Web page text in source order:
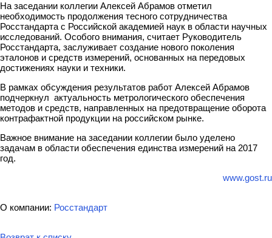
На заседании коллегии Алексей Абрамов отметил
необходимость продолжения тесного сотрудничества
Росстандарта с Российской академией наук в области научных
исследований. Особого внимания, считает Руководитель
Росстандарта, заслуживает создание нового поколения
эталонов и средств измерений, основанных на передовых
достижениях науки и техники.
В рамках обсуждения результатов работ Алексей Абрамов
подчеркнул актуальность метрологического обеспечения
методов и средств, направленных на предотвращение оборота
контрафактной продукции на российском рынке.
Важное внимание на заседании коллегии было уделено
задачам в области обеспечения единства измерений на 2017
год.
www.gost.ru
О компании: Росстандарт